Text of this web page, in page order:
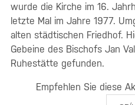
wurde die Kirche im 16.
letzte Mal im Jahre 1977.
alten städtischen Friedhof.
Gebeine des Bischofs Jan
Ruhestätte gefunden.
Empfehlen Sie diese